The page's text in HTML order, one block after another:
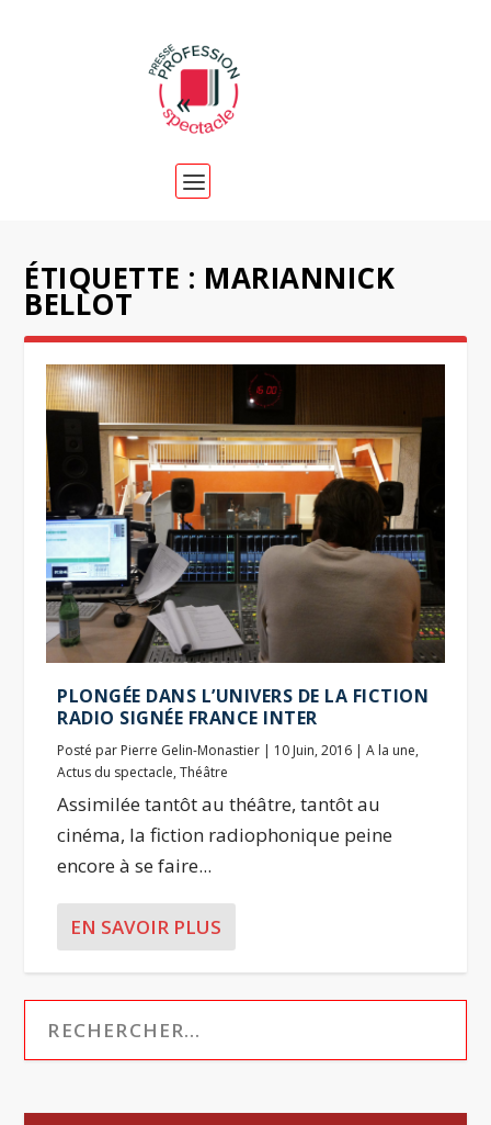
ÉTIQUETTE : MARIANNICK
BELLOT
PLONGÉE DANS L’UNIVERS DE LA FICTION
RADIO SIGNÉE FRANCE INTER
Posté par Pierre Gelin-Monastier | 10 Juin, 2016 |A la une,
Actus du spectacle,Théâtre
Assimilée tantôt au théâtre, tantôt au
cinéma, la fiction radiophonique peine
encore à se faire...
EN SAVOIR PLUS